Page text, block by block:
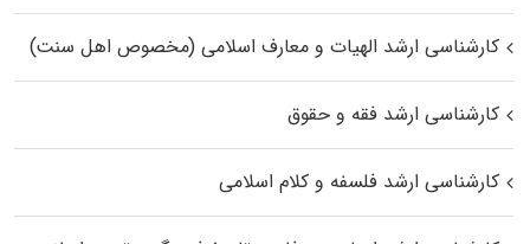
کارشناسی ارشد الهیات و معارف اسلامی (مخصوص اهل سنت)
کارشناسی ارشد فقه و حقوق
کارشناسی ارشد فلسفه و کلام اسلامی